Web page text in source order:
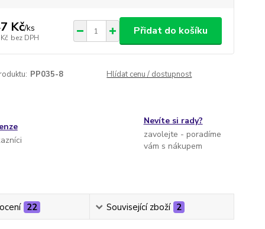
Kč/ks
bez DPH
Přidat do košíku
PP035-8 Hlídat cenu / dostupnost
Nevíte si rady?
zavolejte - poradíme
vám s nákupem
22 Související zboží 2